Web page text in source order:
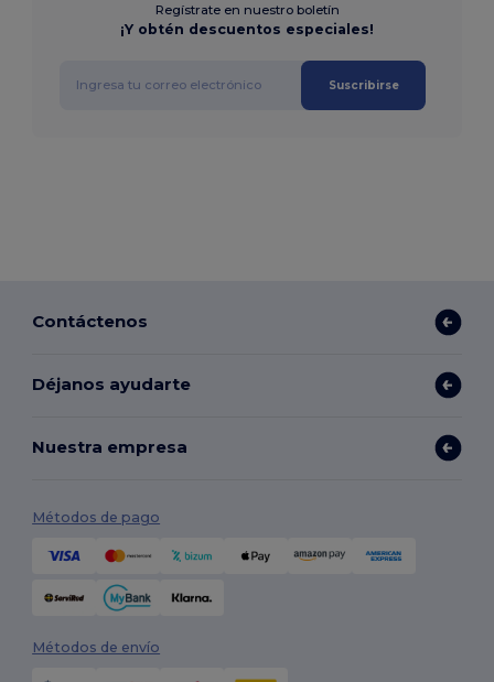
Regístrate en nuestro boletín
¡Y obtén descuentos especiales!
Suscribirse
Contáctenos
Déjanos ayudarte
Nuestra empresa
Métodos de pago
Métodos de envío